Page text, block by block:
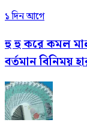
১ দিন আগে
হু হু করে কমল
বর্তমান বিনিময়